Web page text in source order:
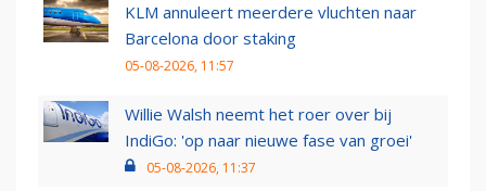
KLM annuleert meerdere vluchten naar
Barcelona door staking
05-08-2026, 11:57
Willie Walsh neemt het roer over bij
IndiGo: 'op naar nieuwe fase van groei'
05-08-2026, 11:37